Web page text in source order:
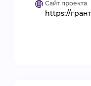
Сайт проекта
https://